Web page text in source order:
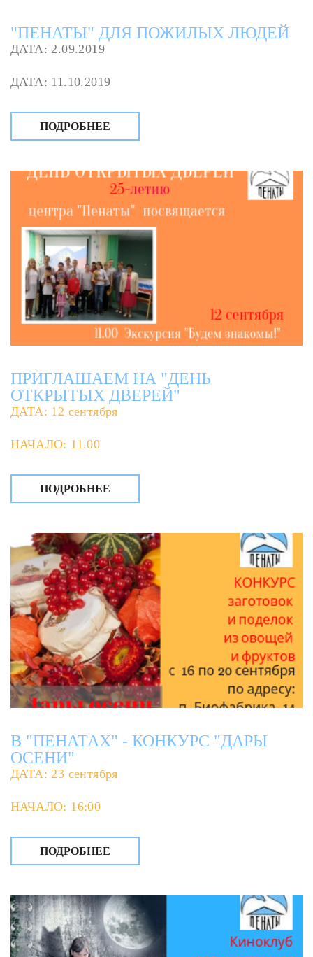
"ПЕНАТЫ" ДЛЯ ПОЖИЛЫХ ЛЮДЕЙ
ДАТА: 2.09.2019
ДАТА: 11.10.2019
ПОДРОБНЕЕ
ПРИГЛАШАЕМ НА "ДЕНЬ
ОТКРЫТЫХ ДВЕРЕЙ"
ДАТА: 12 сентября
НАЧАЛО: 11.00
ПОДРОБНЕЕ
В "ПЕНАТАХ" - КОНКУРС "ДАРЫ
ОСЕНИ"
ДАТА: 23 сентября
НАЧАЛО: 16:00
ПОДРОБНЕЕ